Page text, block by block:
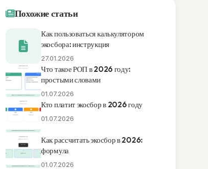
Похожие статьи
Как пользоваться калькулятором
экосбора: инструкция
27.01.2026
Что такое РОП в 2026 году:
простыми словами
01.07.2026
Кто платит экосбор в 2026 году
01.07.2026
Как рассчитать экосбор в 2026:
формула
01.07.2026